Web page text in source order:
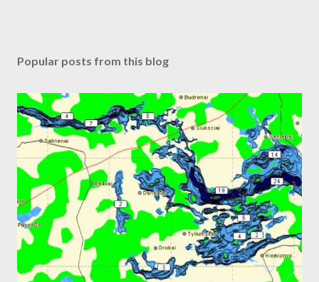
Popular posts from this blog